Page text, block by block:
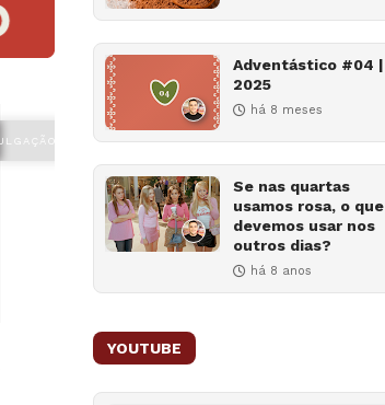
Adventástico #04 |
2025
há 8 meses
Se nas quartas
usamos rosa, o que
devemos usar nos
outros dias?
há 8 anos
YOUTUBE